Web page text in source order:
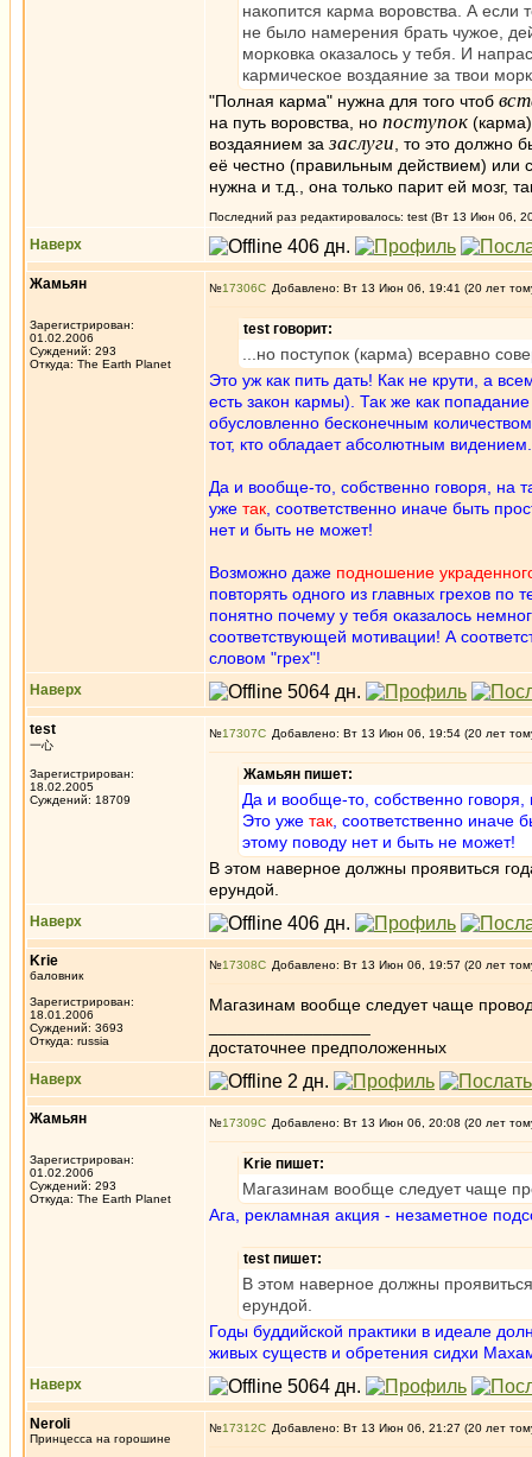
накопится карма воровства. А если
не было намерения брать чужое,
морковка оказалось у тебя. И
кармическое воздаяние за твои
"Полная карма" нужна для того чтоб
на путь воровства, но поступок
воздаянием зазаслуги , то это должно
её честно (правильным действием) или
нужна и т.д., она только парит ей мозг,
Последний раз редактировалось: test (Вт 13 Июн 06,
Наверх
Жамьян
Зарегистрирован:
01.02.2006
Суждений: 293
Откуда: The Earth Planet
№17306 Добавлено: Вт 13 Июн 06, 19:41 (20 лет
test говорит:
...но поступок (карма) всеравно
Это уж как пить дать! Как не крути, а
есть закон кармы). Так же как
обусловленно бесконечным
тот, кто обладает абсолютным видением.
Да и вообще-то, собственно говоря, на
уже так , соответственно иначе быть
нет и быть не может!
Возможно даже подношение
повторять одного из главных грехов по
понятно почему у тебя оказалось
соответствующей мотивации! А
словом "грех"!
Наверх
test
一心
Зарегистрирован:
18.02.2005
Суждений: 18709
№17307 Добавлено: Вт 13 Июн 06, 19:54 (20 лет
Жамьян пишет:
Да и вообще-то, собственно
Это уже так , соответственно
этому поводу нет и быть не может!
В этом наверное должны проявиться
ерундой.
Наверх
Krie
баловник
Зарегистрирован:
18.01.2006
Суждений: 3693
Откуда: russia
№17308 Добавлено: Вт 13 Июн 06, 19:57 (20 лет
Магазинам вообще следует чаще
достаточнее предположенных
Наверх
Жамьян
Зарегистрирован:
01.02.2006
Суждений: 293
Откуда: The Earth Planet
№17309 Добавлено: Вт 13 Июн 06, 20:08 (20 лет
Krie пишет:
Магазинам вообще следует чаще
Ага, рекламная акция - незаметное
test пишет:
В этом наверное должны
ерундой.
Годы буддийской практики в идеале
живых существ и обретения сидхи
Наверх
Neroli
Принцесса на горошине
№17312 Добавлено: Вт 13 Июн 06, 21:27 (20 лет